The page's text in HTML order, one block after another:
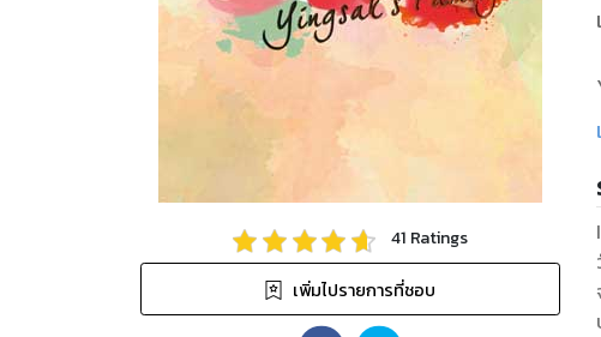
41 Ratings
เพิ่มไปรายการที่ชอบ